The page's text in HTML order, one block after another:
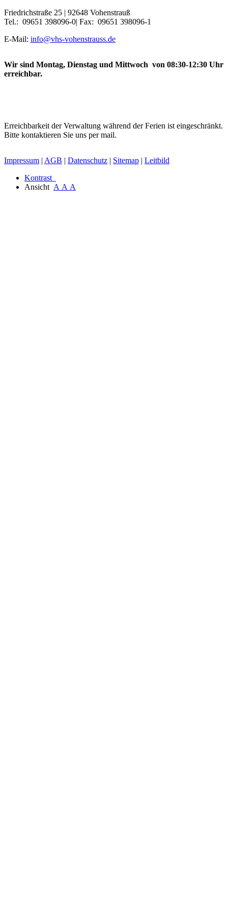
Friedrichstraße 25 | 92648 Vohenstrauß
Tel.: 09651 398096-0| Fax: 09651 398096-1
E-Mail: info@vhs-vohenstrauss.de
Wir sind Montag, Dienstag und Mittwoch von 08:30-12:30 Uhr
erreichbar.
Erreichbarkeit der Verwaltung während der Ferien ist eingeschränkt.
Bitte kontaktieren Sie uns per mail.
Impressum | AGB | Datenschutz | Sitemap | Leitbild
Kontrast
Ansicht A A A